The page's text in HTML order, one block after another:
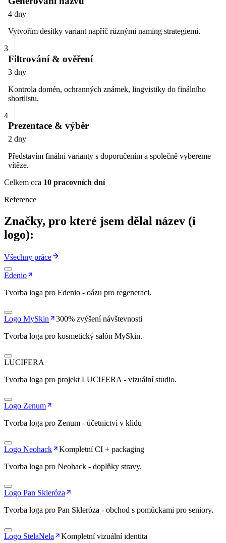
4 dny
Vytvořím desítky variant napříč různými naming strategiemi.
3
Filtrování & ověření
3 dny
Kontrola domén, ochranných známek, lingvistiky do finálního
shortlistu.
4
Prezentace & výběr
2 dny
Představím finální varianty s doporučením a společně vybereme
vítěze.
Celkem cca 10 pracovních dní
Reference
Značky, pro které jsem dělal název (i
logo):
Všechny práce
Edenio
Tvorba loga pro Edenio - oázu pro regeneraci.
Logo MySkin
300% zvýšení návštevnosti
Tvorba loga pro kosmetický salón MySkin.
LUCIFERA
Tvorba loga pro projekt LUCIFERA - vizuální studio.
Logo Zenum
Tvorba loga pro Zenum - účetnictví v klidu
Logo Neohack
Kompletní CI + packaging
Tvorba loga pro Neohack - doplňky stravy.
Logo Pan Skleróza
Tvorba loga pro Pan Skleróza - obchod s pomůckami pro seniory.
Logo StelaNela
Kompletní vizuální identita